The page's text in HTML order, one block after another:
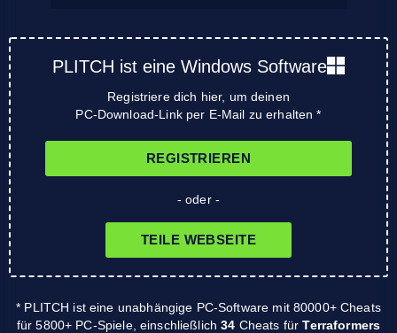
PLITCH ist eine Windows Software
Registriere dich hier, um deinen
PC-Download-Link per E-Mail zu erhalten *
REGISTRIEREN
- oder -
TEILE WEBSEITE
* PLITCH ist eine unabhängige PC-Software mit 80000+ Cheats
für 5800+ PC-Spiele, einschließlich34 Cheats fürTerraformers